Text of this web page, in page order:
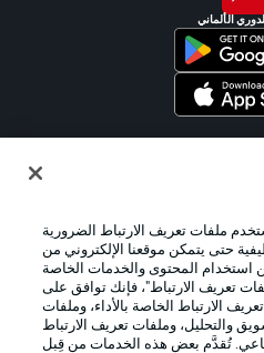
الألماني
ملفات تعريف الارتباط الضرورية
حتى يتمكن موقعنا الإلكتروني من
استخدام المحتوى والخدمات الخاصة
تعريف الارتباط"، فإنك توافق على
الارتباط الخاصة بالأداء، وملفات
والتحليل، وملفات تعريف الارتباط
تُقدَّم بعض هذه الخدمات من قِبل